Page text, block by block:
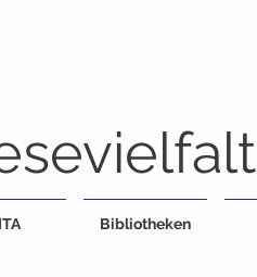
Bibliotheken